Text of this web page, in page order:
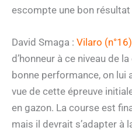
escompte une bon
David Smaga : Vilaro (n°16)
d’honneur à ce niveau de
bonne performance, on lui
vue de cette épreuve
en gazon. La course est
mais il devrait s’adapter à